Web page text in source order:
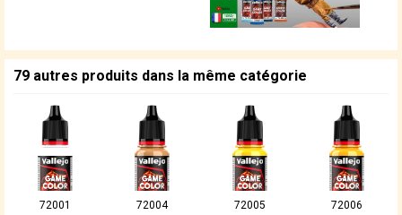
79 autres produits dans la même catégorie
72001 72004 72005 72006